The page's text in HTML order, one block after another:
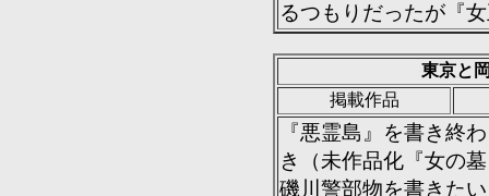
るつもりだったが『
東京と
掲載作品
『悪霊島』を書き終
き（未作品化『女の
磯川警部物を書きた